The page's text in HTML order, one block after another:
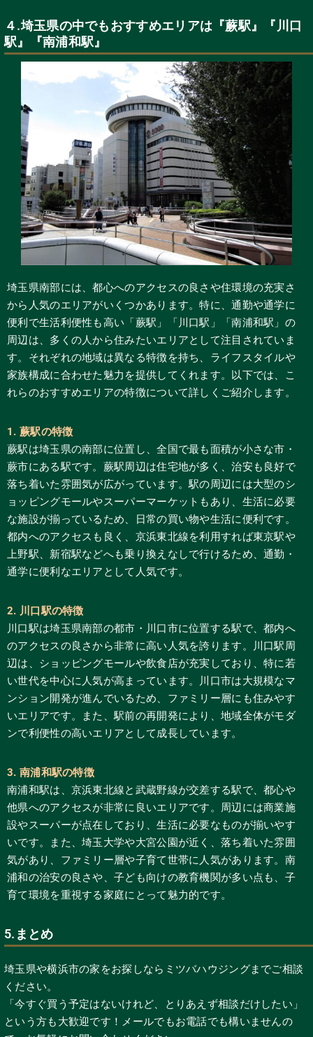
４.埼玉県の中でもおすすめエリアは『蕨駅』『川口
駅』『南浦和駅』
埼玉県南部には、都心へのアクセスの良さや住環境の充実さ
から人気のエリアがいくつかあります。特に、通勤や通学に
便利で生活利便性も高い「蕨駅」「川口駅」「南浦和駅」の
周辺は、多くの人から住みたいエリアとして注目されていま
す。それぞれの地域は異なる特徴を持ち、ライフスタイルや
家族構成に合わせた魅力を提供してくれます。以下では、こ
れらのおすすめエリアの特徴について詳しくご紹介します。
1. 蕨駅の特徴
蕨駅は埼玉県の南部に位置し、全国で最も面積が小さな市・
蕨市にある駅です。蕨駅周辺は住宅地が多く、治安も良好で
落ち着いた雰囲気が広がっています。駅の周辺には大型のシ
ョッピングモールやスーパーマーケットもあり、生活に必要
な施設が揃っているため、日常の買い物や生活に便利です。
都内へのアクセスも良く、京浜東北線を利用すれば東京駅や
上野駅、新宿駅などへも乗り換えなしで行けるため、通勤・
通学に便利なエリアとして人気です。
2. 川口駅の特徴
川口駅は埼玉県南部の都市・川口市に位置する駅で、都内へ
のアクセスの良さから非常に高い人気を誇ります。川口駅周
辺は、ショッピングモールや飲食店が充実しており、特に若
い世代を中心に人気が高まっています。川口市は大規模なマ
ンション開発が進んでいるため、ファミリー層にも住みやす
いエリアです。また、駅前の再開発により、地域全体がモダ
ンで利便性の高いエリアとして成長しています。
3. 南浦和駅の特徴
南浦和駅は、京浜東北線と武蔵野線が交差する駅で、都心や
他県へのアクセスが非常に良いエリアです。周辺には商業施
設やスーパーが点在しており、生活に必要なものが揃いやす
いです。また、埼玉大学や大宮公園が近く、落ち着いた雰囲
気があり、ファミリー層や子育て世帯に人気があります。南
浦和の治安の良さや、子ども向けの教育機関が多い点も、子
育て環境を重視する家庭にとって魅力的です。
5.まとめ
埼玉県や横浜市の家をお探しならミツバハウジングまでご相談
ください。
「今すぐ買う予定はないけれど、とりあえず相談だけしたい」
という方も大歓迎です！メールでもお電話でも構いませんの